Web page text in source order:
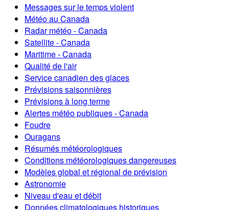
Messages sur le temps violent
Météo au Canada
Radar météo - Canada
Satellite - Canada
Maritime - Canada
Qualité de l'air
Service canadien des glaces
Prévisions saisonnières
Prévisions à long terme
Alertes météo publiques - Canada
Foudre
Ouragans
Résumés météorologiques
Conditions météorologiques dangereuses
Modèles global et régional de prévision
Astronomie
Niveau d'eau et débit
Données climatologiques historiques